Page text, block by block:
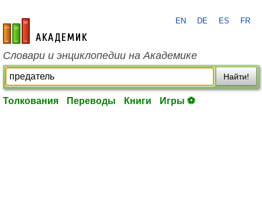
academic.ru
EN DE ES FR
Словари и энциклопедии на Академике
Найти!
Толкования Переводы Книги Игры ⚽